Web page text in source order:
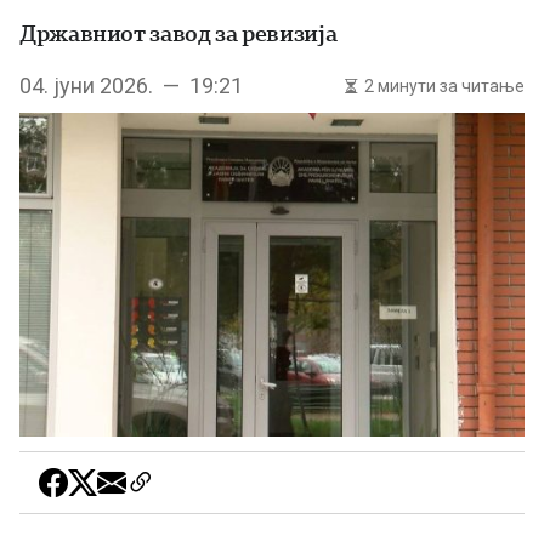
Државниот завод за ревизија
04. јуни 2026. — 19:21 2 минути за читање